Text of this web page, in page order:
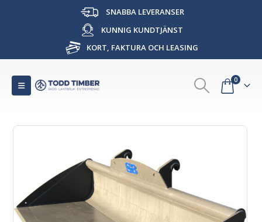
SNABBA LEVERANSER
KUNNIG KUNDTJÄNST
KORT, FAKTURA OCH LEASING
0